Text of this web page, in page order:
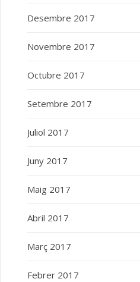
Desembre 2017
Novembre 2017
Octubre 2017
Setembre 2017
Juliol 2017
Juny 2017
Maig 2017
Abril 2017
Març 2017
Febrer 2017